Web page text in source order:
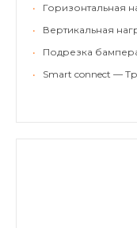
•
Горизонтальная
•
Вертикальная
•
Подрезка
•
Smart connect —